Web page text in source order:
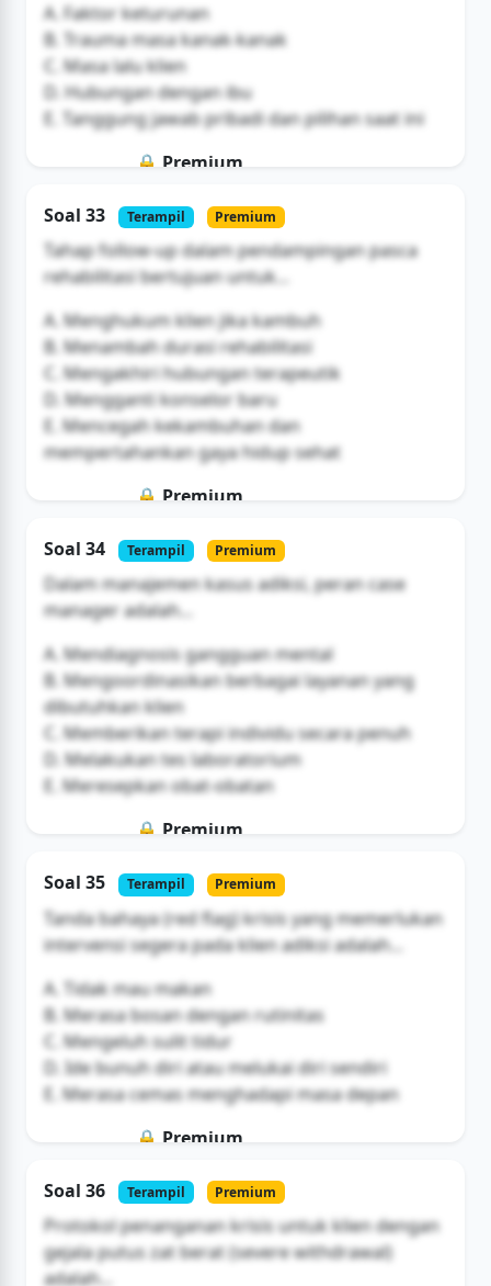
A. Faktor keturunan
B. Trauma masa kanak-kanak
C. Masa lalu klien
D. Hubungan dengan ibu
E. Tanggung jawab pribadi dan pilihan saat ini
🔒 Premium
Buka Akses
Soal 33 Terampil Premium
Tahap follow-up dalam pendampingan pasca
rehabilitasi bertujuan untuk...
A. Menghukum klien jika kambuh
B. Menambah durasi rehabilitasi
C. Mengakhiri hubungan terapeutik
D. Mengganti konselor baru
E. Mencegah kekambuhan dan
mempertahankan gaya hidup sehat
🔒 Premium
Buka Akses
Soal 34 Terampil Premium
Dalam manajemen kasus adiksi, peran case
manager adalah...
A. Mendiagnosis gangguan mental
B. Mengoordinasikan berbagai layanan yang
dibutuhkan klien
C. Memberikan terapi individu secara penuh
D. Melakukan tes laboratorium
E. Meresepkan obat-obatan
🔒 Premium
Buka Akses
Soal 35 Terampil Premium
Tanda bahaya (red flag) krisis yang memerlukan
intervensi segera pada klien adiksi adalah...
A. Tidak mau makan
B. Merasa bosan dengan rutinitas
C. Mengeluh sulit tidur
D. Ide bunuh diri atau melukai diri sendiri
E. Merasa cemas menghadapi masa depan
🔒 Premium
Buka Akses
Soal 36 Terampil Premium
Protokol penanganan krisis untuk klien dengan
gejala putus zat berat (severe withdrawal)
adalah...